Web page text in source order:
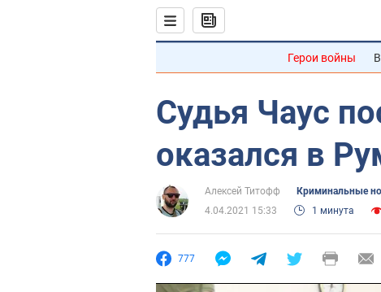
Герои войны
Судья Чаус
оказался в
Алексей Титофф
Криминальные
4.04.2021 15:33
1 минута
777